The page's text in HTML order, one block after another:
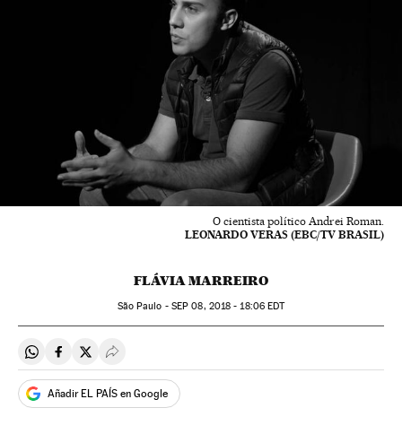
O cientista político Andrei Roman.
LEONARDO VERAS (EBC/TV BRASIL)
FLÁVIA MARREIRO
São Paulo - SEP 08, 2018 - 18:06EDT
Compartir en Whatsapp
Compartir en Facebook
Compartir en Twitter
Desplegar Redes Sociales
Añadir EL PAÍS en Google